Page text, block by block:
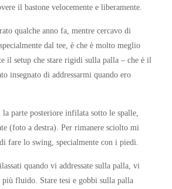
il bastone velocemente e liberamente.
qualche anno fa, mentre cercavo di
dal tee, è che è molto meglio
il setup che stare rigidi sulla palla – che è il
insegnato di addressarmi quando ero
parte posteriore infilata sotto le spalle,
(foto a destra). Per rimanere sciolto mi
fare lo swing, specialmente con i piedi.
quando vi addressate sulla palla, vi
più fluido. Stare tesi e gobbi sulla palla